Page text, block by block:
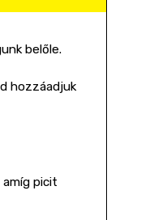
belőle.
hozzáadjuk
picit